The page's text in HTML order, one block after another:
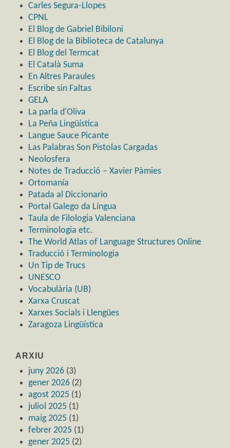
Carles Segura-Llopes
CPNL
El Blog de Gabriel Bibiloni
El Blog de la Biblioteca de Catalunya
El Blog del Termcat
El Català Suma
En Altres Paraules
Escribe sin Faltas
GELA
La parla d'Oliva
La Peña Lingüística
Langue Sauce Picante
Las Palabras Son Pistolas Cargadas
Neolosfera
Notes de Traducció – Xavier Pàmies
Ortomanía
Patada al Diccionario
Portal Galego da Língua
Taula de Filologia Valenciana
Terminologia etc.
The World Atlas of Language Structures Online
Traducció i Terminologia
Un Tip de Trucs
UNESCO
Vocabulària (UB)
Xarxa Cruscat
Xarxes Socials i Llengües
Zaragoza Lingüística
ARXIU
juny 2026 (3)
gener 2026 (2)
agost 2025 (1)
juliol 2025 (1)
maig 2025 (1)
febrer 2025 (1)
gener 2025 (2)